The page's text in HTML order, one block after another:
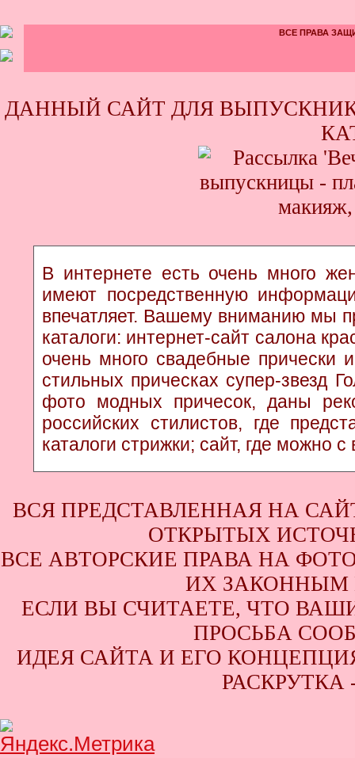
ВСЕ ПРАВА
ДАННЫЙ САЙТ ДЛЯ
В интернете есть очень много
имеют посредственную
впечатляет. Вашему вниманию мы
каталоги: интернет-сайт салона
очень много свадебные прически
стильных прическах супер-звезд
фото модных причесок, даны
российских стилистов, где
каталоги стрижки; сайт, где можно
ВСЯ ПРЕДСТАВЛЕННАЯ НА
ОТКРЫТЫХ
ВСЕ АВТОРСКИЕ ПРАВА НА
ИХ ЗАКОННЫМ
ЕСЛИ ВЫ СЧИТАЕТЕ, ЧТО
ПРОСЬБА
ИДЕЯ САЙТА И ЕГО КОНЦЕПЦИЯ
РАСКРУТКА -